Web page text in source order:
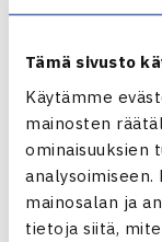
Tämä sivusto
Käytämme
mainosten
ominaisuuksien
analysoimiseen.
mainosalan ja
tietoja siitä,
loput tarkemmin
Yleisten
16.-21.12.2014
Järj: TVS
Miesten kaksinpeli
Välierät: Harri